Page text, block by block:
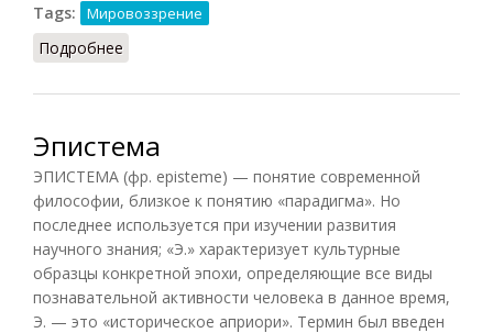
Tags:
Мировоззрение
Подробнее
Эпистема
ЭПИСТЕМА (фр. episteme) — понятие современной
философии, близкое к понятию «парадигма». Но
последнее используется при изучении развития
научного знания; «Э.» характеризует культурные
образцы конкретной эпохи, определяющие все виды
познавательной активности человека в данное время,
Э. — это «историческое априори». Термин был введен